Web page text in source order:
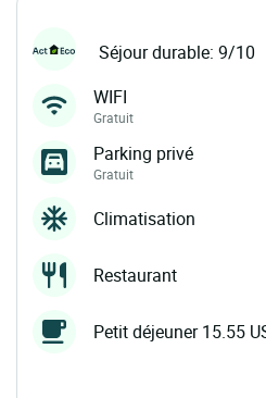
Séjour durable: 9/10
WIFI
Gratuit
Parking privé
Gratuit
Climatisation
Restaurant
Petit déjeuner 15.55